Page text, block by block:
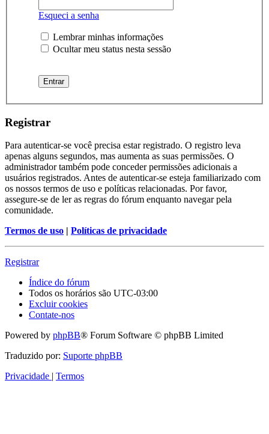
Esqueci a senha
Lembrar minhas informações
Ocultar meu status nesta sessão
Registrar
Para autenticar-se você precisa estar registrado. O registro leva
apenas alguns segundos, mas aumenta as suas permissões. O
administrador também pode conceder permissões adicionais a
usuários registrados. Antes de autenticar-se esteja familiarizado com
os nossos termos de uso e políticas relacionadas. Por favor,
assegure-se de ler as regras do fórum enquanto navegar pela
comunidade.
Termos de uso | Políticas de privacidade
Registrar
Índice do fórum
Todos os horários são UTC-03:00
Excluir cookies
Contate-nos
Powered by phpBB® Forum Software © phpBB Limited
Traduzido por: Suporte phpBB
Privacidade | Termos